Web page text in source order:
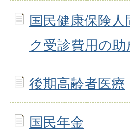
国民健康保険人
ク受診費用の助
後期高齢者医療
国民年金